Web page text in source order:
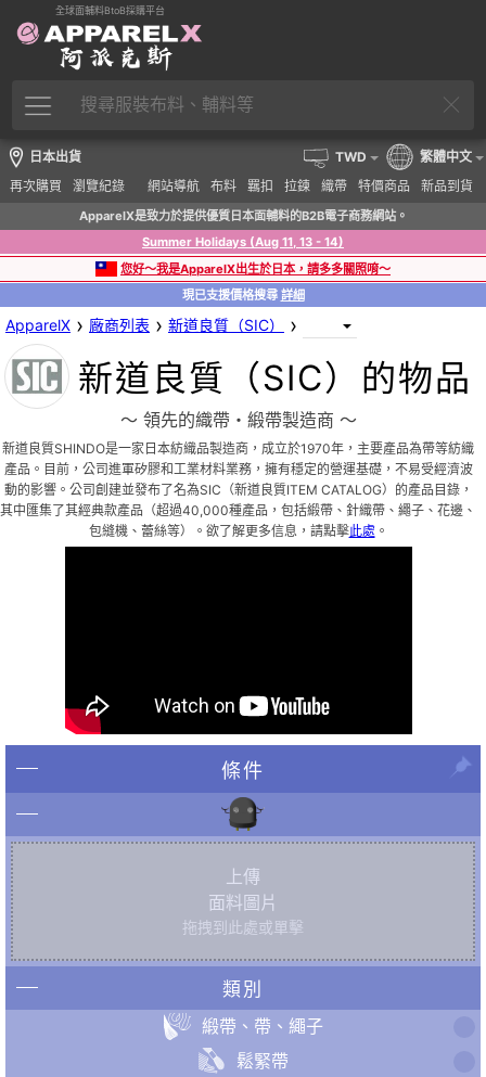
全球面輔料BtoB採購平台
日本出貨
再次購買
瀏覽紀錄 網站導航 布料 羈扣 拉鍊 織帶 特價商品 新品到貨
TWD 繁體中文
ApparelX是致力於提供優質日本面輔料的B2B電子商務網站。
Summer Holidays (Aug 11, 13 - 14)
您好～我是ApparelX出生於日本，請多多關照唷～
現已支援價格搜尋 詳細
ApparelX › 廠商列表 › 新道良質（SIC） ›
新道良質（SIC）的物品
〜 領先的織帶・緞帶製造商 〜
新道良質SHINDO是一家日本紡織品製造商，成立於1970年，主要產品為帶等紡織
產品。目前，公司進軍矽膠和工業材料業務，擁有穩定的營運基礎，不易受經濟波
動的影響。公司創建並發布了名為SIC（新道良質ITEM CATALOG）的產品目錄，
其中匯集了其經典款產品（超過40,000種產品，包括緞帶、針織帶、繩子、花邊、
包縫機、蕾絲等）。欲了解更多信息，請點擊此處。
條件
上傳
面料圖片
拖拽到此處或單擊
類別
緞帶、帶、繩子
鬆緊帶